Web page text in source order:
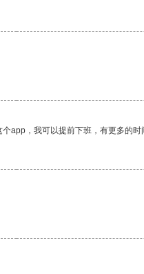
app，我可以提前下班，有更多的时